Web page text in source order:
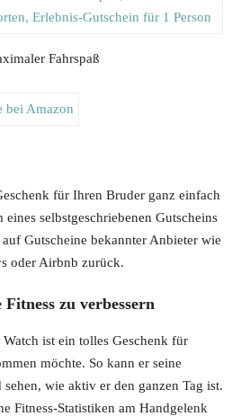
Fahrspaß
für Ihren Bruder ganz einfach
selbstgeschriebenen Gutscheins
Gutscheine bekannter Anbieter wie
oder Airbnb zurück.
zu verbessern
ist ein tolles Geschenk für
möchte. So kann er seine
wie aktiv er den ganzen Tag ist.
Fitness-Statistiken am Handgelenk